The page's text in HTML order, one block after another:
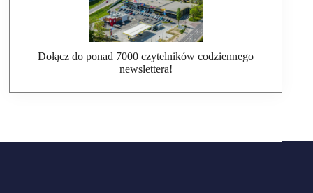
Dołącz do ponad 7000 czytelników codziennego
newslettera!